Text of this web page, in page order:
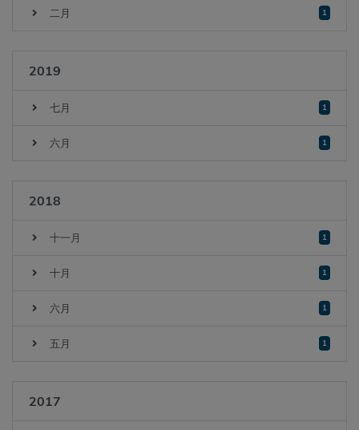
二月 1
2019
七月 1
六月 1
2018
十一月 1
十月 1
六月 1
五月 1
2017